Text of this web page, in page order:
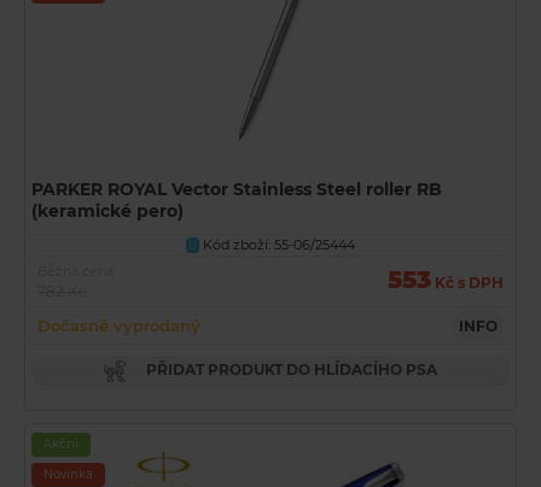
PARKER ROYAL Vector Stainless Steel roller RB
(keramické pero)
U
Kód zboží: 55-06/25444
553 Kč s DPH
Dočasně vyprodaný INFO
PŘIDAT PRODUKT DO HLÍDACÍHO PSA
Akční
Novinka